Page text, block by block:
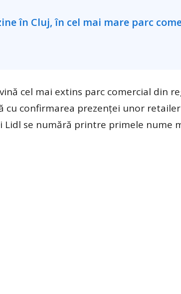
cel mai extins parc comercial din
cu confirmarea prezenței unor
Lidl se numără printre primele nume